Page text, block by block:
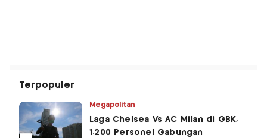
Terpopuler
Megapolitan
Laga Chelsea Vs AC Milan di GBK,
1.200 Personel Gabungan